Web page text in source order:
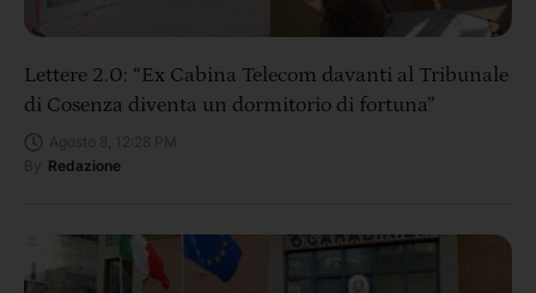
Lettere 2.0: “Ex Cabina Telecom davanti al Tribunale
di Cosenza diventa un dormitorio di fortuna”
Redazione